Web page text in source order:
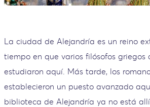
La ciudad de Alejandría es un reino
tiempo en que varios filósofos griegos
estudiaron aquí. Más tarde, los
establecieron un puesto avanzado
biblioteca de Alejandría ya no está